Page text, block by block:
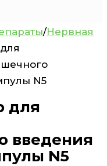
/Нервная
N5
для
введения
N5